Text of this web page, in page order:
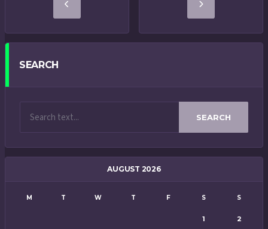
SEARCH
SEARCH
AUGUST 2026
M T W T F S S
1 2